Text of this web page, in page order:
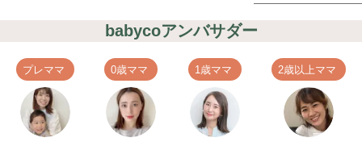
babycoアンバサダー
プレママ 0歳ママ 1歳ママ 2歳以上ママ